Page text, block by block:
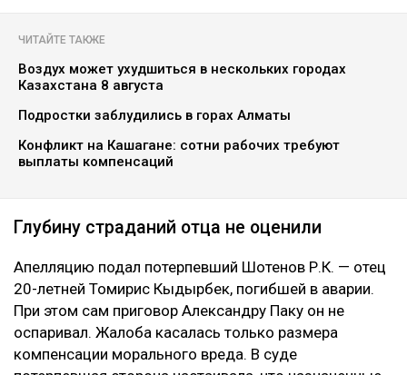
ЧИТАЙТЕ ТАКЖЕ
Воздух может ухудшиться в нескольких городах
Казахстана 8 августа
Подростки заблудились в горах Алматы
Конфликт на Кашагане: сотни рабочих требуют
выплаты компенсаций
Глубину страданий отца не оценили
Апелляцию подал потерпевший Шотенов Р.К. — отец
20-летней Томирис Кыдырбек, погибшей в аварии.
При этом сам приговор Александру Паку он не
оспаривал. Жалоба касалась только размера
компенсации морального вреда. В суде